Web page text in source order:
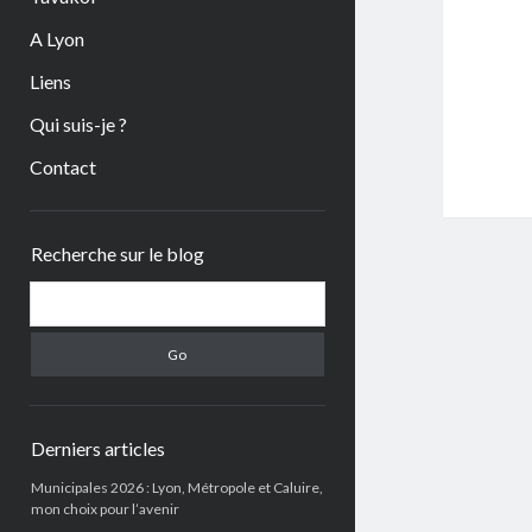
A Lyon
Liens
Qui suis-je ?
Contact
Recherche sur le blog
Derniers articles
Municipales 2026 : Lyon, Métropole et Caluire,
mon choix pour l’avenir